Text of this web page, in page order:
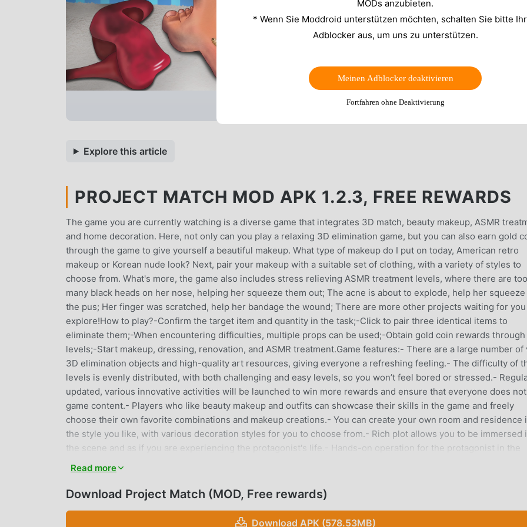
Explore this article
PROJECT MATCH MOD APK 1.2.3, FREE REWARDS
The game you are currently watching is a diverse game that integrates 3D match, beauty makeup, ASMR
and home decoration. Here, not only can you play a relaxing 3D elimination game, but you can also earn gold
through the game to give yourself a beautiful makeup. What type of makeup do I put on today, American retro
makeup or Korean nude look? Next, pair your makeup with a suitable set of clothing, with a variety of styles to
choose from. What's more, the game also includes stress relieving ASMR treatment levels, where there are too
many black heads on her nose, helping her squeeze them out; The acne is about to explode, help her
the pus; Her finger was scratched, help her bandage the wound; There are more other projects waiting for
explore!How to play?-Confirm the target item and quantity in the task;-Click to pair three identical items to
eliminate them;-When encountering difficulties, multiple props can be used;-Obtain gold coin rewards through
levels;-Start makeup, dressing, renovation, and ASMR treatment.Game features:- There are a large number of
3D elimination objects and high-quality art resources, giving everyone a refreshing feeling.- The difficulty of
levels is evenly distributed, with both challenging and easy levels, so you won’t feel bored or stressed.-
updated, various innovative activities will be launched to win more rewards and ensure that everyone does
game content.- Players who like beauty makeup and outfits can showcase their skills in the game and freely
choose their own favorite combinations and makeup creations.- You can create your own room and residence
the style you like, with various decoration styles for you to choose from.- Rich plot allows you to be immersed
the scene and as if you are experiencing the protagonist's life.- Hands-on operation for the protagonist in the
want to do but can't do in real life!
PROJECT MATCH EINFÜHRUNG
Read more
Download Project Match (MOD, Free rewards)
Download APK (578.53MB)
MODs anzubieten.
* Wenn Sie Moddroid unterstützen möchten, schalten Sie bitte
Adblocker aus, um uns zu unterstützen.
Meinen Adblocker deaktivieren
Fortfahren ohne Deaktivierung